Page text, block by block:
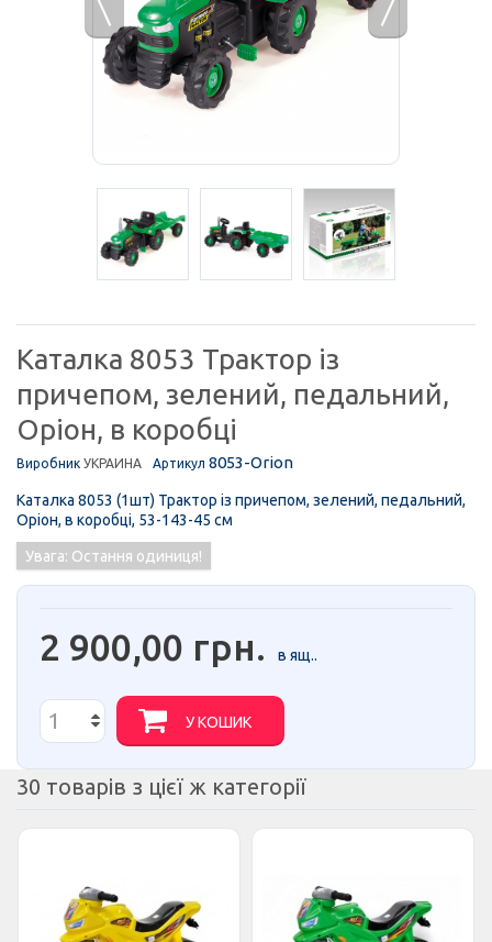
Каталка 8053 Трактор із
причепом, зелений, педальний,
Оріон, в коробці
Виробник УКРАИНА Артикул 8053-Orion
Каталка 8053 (1шт) Трактор із причепом, зелений, педальний,
Оріон, в коробці, 53-143-45 см
Увага: Остання одиниця!
2 900,00 грн. в ящ..
У КОШИК
30 товарів з цієї ж категорії